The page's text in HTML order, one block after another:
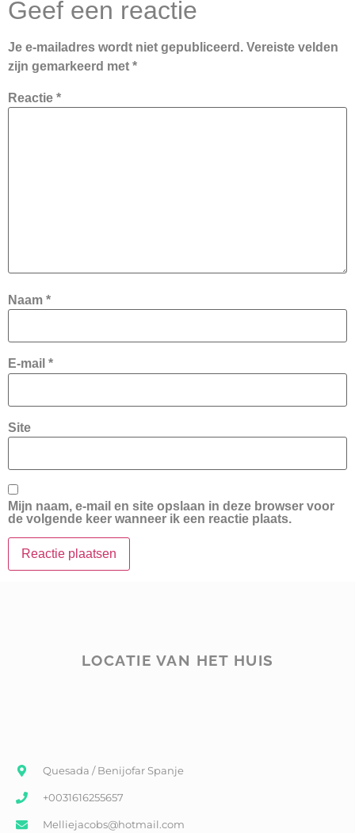
Geef een reactie
Je e-mailadres wordt niet gepubliceerd. Vereiste velden
zijn gemarkeerd met *
Reactie *
Naam *
E-mail *
Site
Mijn naam, e-mail en site opslaan in deze browser voor
de volgende keer wanneer ik een reactie plaats.
LOCATIE VAN HET HUIS
Quesada / Benijofar Spanje
+0031616255657
Melliejacobs@hotmail.com